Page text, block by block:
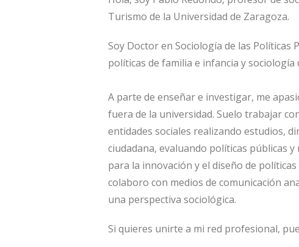
Turismo de la Universidad de Zaragoza.
Soy Doctor en Sociología de las Políticas
políticas de familia e infancia y sociología
A parte de enseñar e investigar, me
fuera de la universidad. Suelo trabajar
entidades sociales realizando estudios,
ciudadana, evaluando políticas públicas
para la innovación y el diseño de
colaboro con medios de comunicación
una perspectiva sociológica.
Si quieres unirte a mi red profesional,